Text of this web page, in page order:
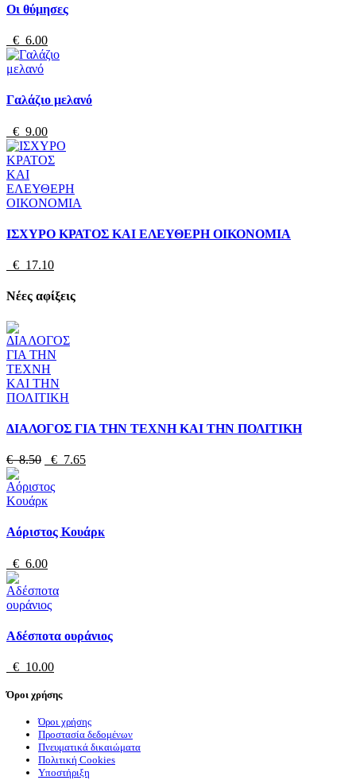
Οι θύμησες
€ 6.00
Γαλάζιο μελανό
€ 9.00
ΙΣΧΥΡΟ ΚΡΑΤΟΣ ΚΑΙ ΕΛΕΥΘΕΡΗ ΟΙΚΟΝΟΜΙΑ
€ 17.10
Νέες αφίξεις
ΔΙΑΛΟΓΟΣ ΓΙΑ ΤΗΝ ΤΕΧΝΗ ΚΑΙ ΤΗΝ ΠΟΛΙΤΙΚΗ
€ 8.50 € 7.65
Αόριστος Κουάρκ
€ 6.00
Αδέσποτα ουράνιος
€ 10.00
Όροι χρήσης
Όροι χρήσης
Προστασία δεδομένων
Πνευματικά δικαιώματα
Πολιτική Cookies
Υποστήριξη